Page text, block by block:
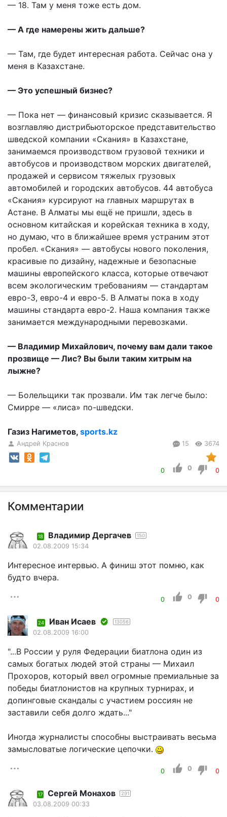
— 18. Там у меня тоже есть дом.
— А где намерены жить дальше?
— Там, где будет интересная работа. Сейчас она у
меня в Казахстане.
— Это успешный бизнес?
— Пока нет — финансовый кризис сказывается. Я
возглавляю дистрибьюторское представительство
шведской компании «Скания» в Казахстане,
занимаемся производством грузовой техники и
автобусов и производством морских двигателей,
продажей и сервисом тяжелых грузовых
автомобилей и городских автобусов. 44 автобуса
«Скания» курсируют на главных маршрутах в
Астане. В Алматы мы ещё не пришли, здесь в
основном китайская и корейская техника в ходу,
но думаю, что в ближайшее время устраним этот
пробел. «Скания» — автобусы нового поколения,
красивые по дизайну, надежные и безопасные
машины европейского класса, которые отвечают
всем экологическим требованиям — стандартам
евро-3, евро-4 и евро-5. В Алматы пока в ходу
машины стандарта евро-2. Наша компания также
занимается международными перевозками.
— Владимир Михайлович, почему вам дали такое
прозвище — Лис? Вы были таким хитрым на
лыжне?
— Болельщики так прозвали. Им так легче было:
Смирре — «лиса» по-шведски.
Газиз Нагиметов, sports.kz
Андрей Краснов 15 3674
0 0 0
Комментарии
18 Владимир Дергачев 150
02.08.2009 15:34
Интересное интервью. А финиш этот помню, как
будто вчера.
0 0 0
24 Иван Исаев 13056
02.08.2009 16:00
"...В России у руля Федерации биатлона один из
самых богатых людей этой страны — Михаил
Прохоров, который ввел огромные премиальные за
победы биатлонистов на крупных турнирах, и
допинговые скандалы с участием россиян не
заставили себя долго ждать..."
Иногда журналисты способны выстраивать весьма
замысловатые логические цепочки.
0 0 0
17 Сергей Монахов 291
03.08.2009 00:33